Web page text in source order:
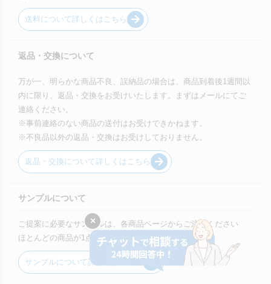
送料について詳しくはこちら
返品・交換について
万が一、明らかな商品不良、誤納品の場合は、商品到着後1週間以
内に限り、返品・交換をお受けいたします。まずはメールにてご
連絡ください。
※事前連絡のない商品の送付はお受けできかねます。
※不良品以外の返品・交換はお受けしておりません。
返品・交換について詳しくはこちら
サンプルについて
ご提案に必要なサンプルは、各商品ページからご注文ください
ほとんどの商品が1点から購入可能です。
サンプルについて詳しくはこちら
×